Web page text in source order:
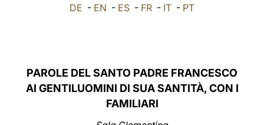
中文
DE - EN - ES - FR - IT - PT
PAROLE DEL SANTO PADRE FRANCESCO
AI GENTILUOMINI DI SUA SANTITÀ, CON I
FAMILIARI